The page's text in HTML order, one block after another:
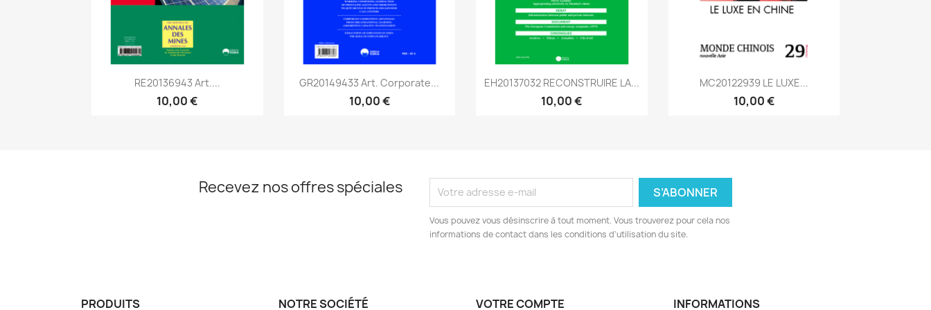
Aperçu rapide
RE20136943 Art....
10,00 €
Aperçu rapide
GR20149433 Art. Corporate...
10,00 €
Aperçu rapide
EH20137032 RECONSTRUIRE LA...
10,00 €
Aperçu rapide
MC20122939 LE LUXE...
10,00 €
Recevez nos offres spéciales
Vous pouvez vous désinscrire à tout moment. Vous trouverez pour cela nos
informations de contact dans les conditions d'utilisation du site.
PRODUITS NOTRE SOCIÉTÉ VOTRE COMPTE INFORMATIONS